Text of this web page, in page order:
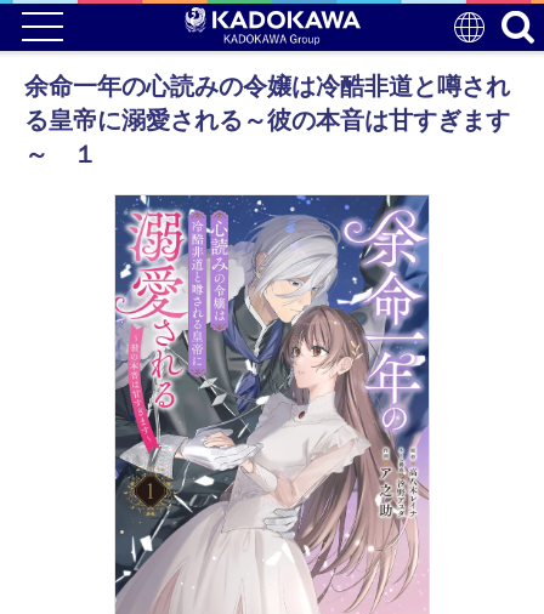
余命一年の心読みの令嬢は冷酷非道と噂され
る皇帝に溺愛される～彼の本音は甘すぎます
～ １